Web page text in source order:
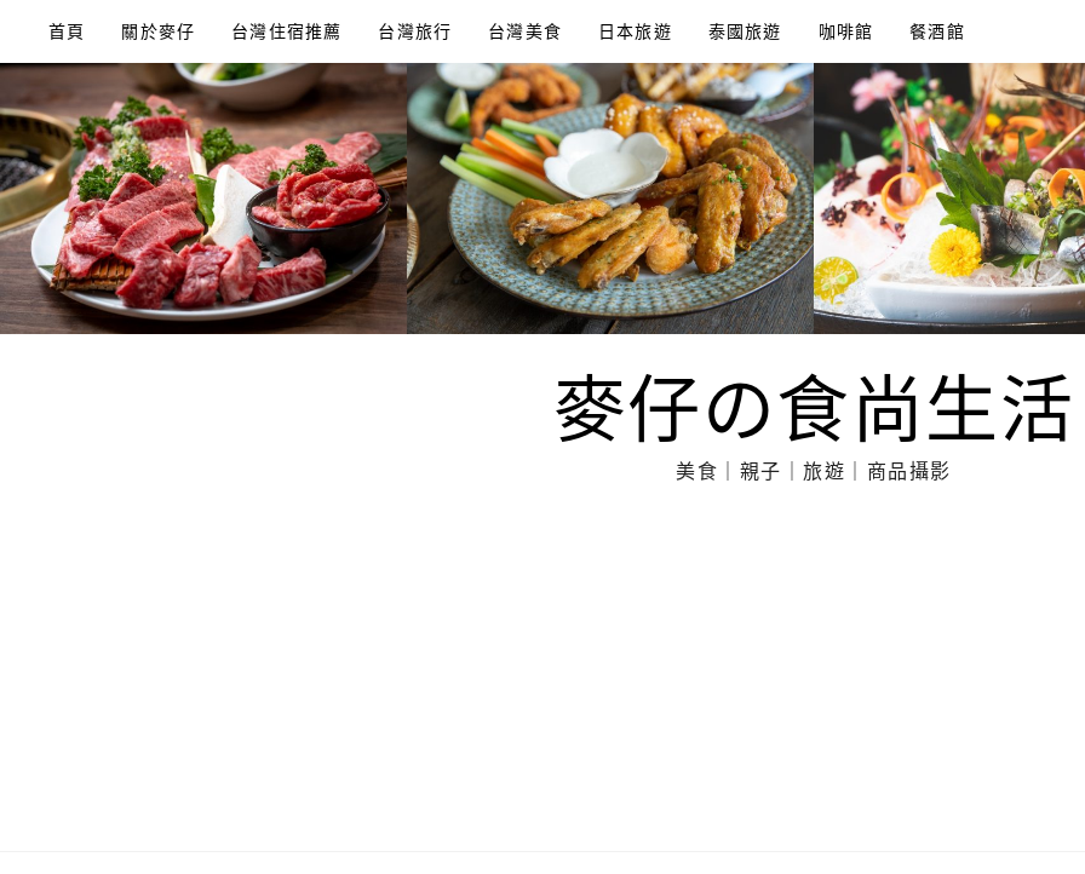
content
首頁 關於麥仔 台灣住宿推薦 台灣旅行 台灣美食 日本旅遊 泰國旅遊 咖啡館 餐酒館
麥仔の食尚生活
美食｜親子｜旅遊｜商品攝影